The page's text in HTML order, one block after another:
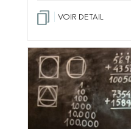
VOIR DETAIL